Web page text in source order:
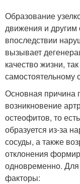
Образование
движения и
впоследствии
вызывает
качество жизни,
самостоятельному
Основная причина
возникновение
остеофитов, то
образуется из-за
сосуды, а также
отклонения
одновременно.
факторы: